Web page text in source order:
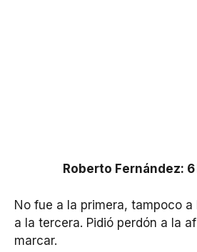
Roberto Fernández: 6
No fue a la primera, tampoco
a la tercera. Pidió perdón a la
marcar.